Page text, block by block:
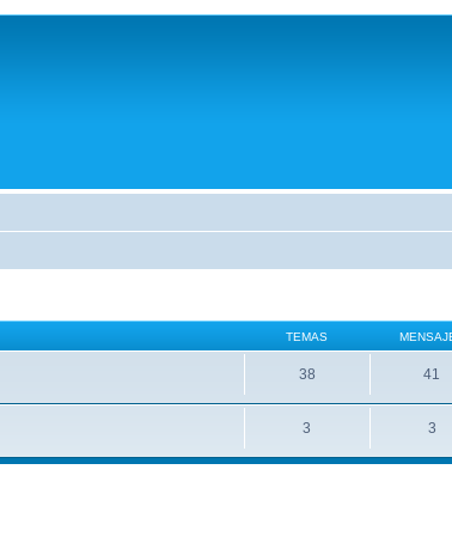
TEMAS
38 41
3 3